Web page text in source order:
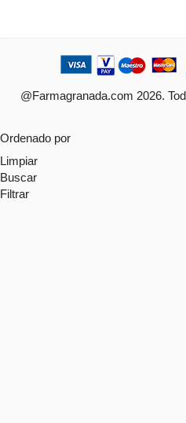
@Farmagranada.com 2026.
Ordenado por
Limpiar
Buscar
Filtrar